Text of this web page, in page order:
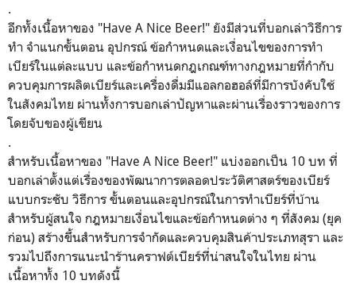
.
อีกทั้งเนื้อหาของ "Have A Nice Beer!" ยังมีส่วนที่บอกเล่าวิธีการ
ทำ จำแนกขั้นตอน อุปกรณ์ ข้อกำหนดและเงื่อนไขของการทำ
เบียร์ในแต่ละแบบ และข้อกำหนดกฎเกณฑ์ทางกฎหมายที่กำกับ
ควบคุมการผลิตเบียร์และเครื่องดื่มมีแอลกอฮอล์ที่มีการบังคับใช้
ในสังคมไทย ผ่านทั้งการบอกเล่าปัญหาและผ่านเรื่องราวของการ
โดยจับของผู้เขียน
.
สำหรับเนื้อหาของ "Have A Nice Beer!" แบ่งออกเป็น 10 บท ที่
บอกเล่าตั้งแต่เรื่องของพัฒนาการตลอดประวัติศาสตร์ของเบียร์
แบบกระชับ วิธีการ ขั้นตอนและอุปกรณ์ในการทำเบียร์ที่บ้าน
สำหรับผู้สนใจ กฎหมายเงื่อนไขและข้อกำหนดต่าง ๆ ที่สังคม (ยุค
ก่อน) สร้างขึ้นสำหรับการจำกัดและควบคุมสินค้าประเภทสุรา และ
รวมไปถึงการแนะนำร้านคราฟต์เบียร์ที่น่าสนใจในไทย ผ่าน
เนื้อหาทั้ง 10 บทดังนี้